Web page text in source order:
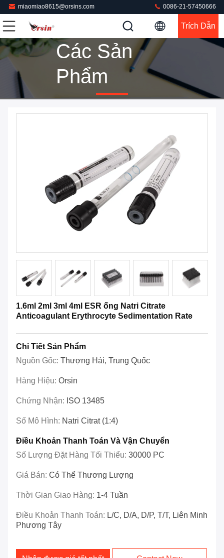
miaomiao8615@orsins.com 0086-21-57450666
Trích Dẫn
Các Sản
Phẩm
1.6ml 2ml 3ml 4ml ESR ống Natri Citrate
Anticoagulant Erythrocyte Sedimentation Rate
Chi Tiết Sản Phẩm
Nguồn Gốc: Thượng Hải, Trung Quốc
Hàng Hiệu: Orsin
Chứng Nhận: ISO 13485
Số Mô Hình: Natri Citrat (1:4)
Điều Khoản Thanh Toán Và Vận Chuyển
Số Lượng Đặt Hàng Tối Thiểu: 30000 PC
Giá Bán: Có Thể Thương Lượng
Thời Gian Giao Hàng: 1-4 Tuần
Điều Khoản Thanh Toán: L/C, D/A, D/P, T/T, Liên Minh
Phương Tây